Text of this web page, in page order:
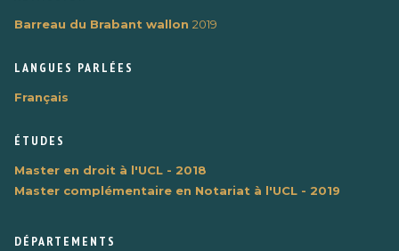
Barreau du Brabant wallon 2019
LANGUES PARLÉES
Français
ÉTUDES
Master en droit à l'UCL - 2018
Master complémentaire en Notariat à l'UCL - 2019
DÉPARTEMENTS